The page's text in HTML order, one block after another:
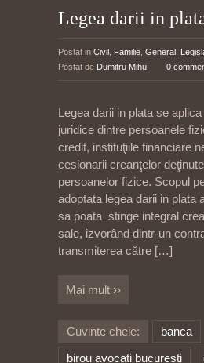
Legea darii in
Postat in Civil Familie General
Postat de Dumitru Mihu 0
Legea darii in plata se
juridice dintre persoanele
credit, instituţiile financiare
cesionarii creanţelor
persoanelor fizice. Scopul
adoptata legea darii in plata
sa poata stinge integral
sale, izvorând dintr-un
transmiterea către […]
Mai mult ››
Cuvinte cheie:
banca
birou avocati bucuresti